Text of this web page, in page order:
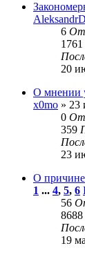
6
1761
20
О мнении
x0mo » 23
0
359
23
О причине
1 ... 4, 5, 6
56
8688
19